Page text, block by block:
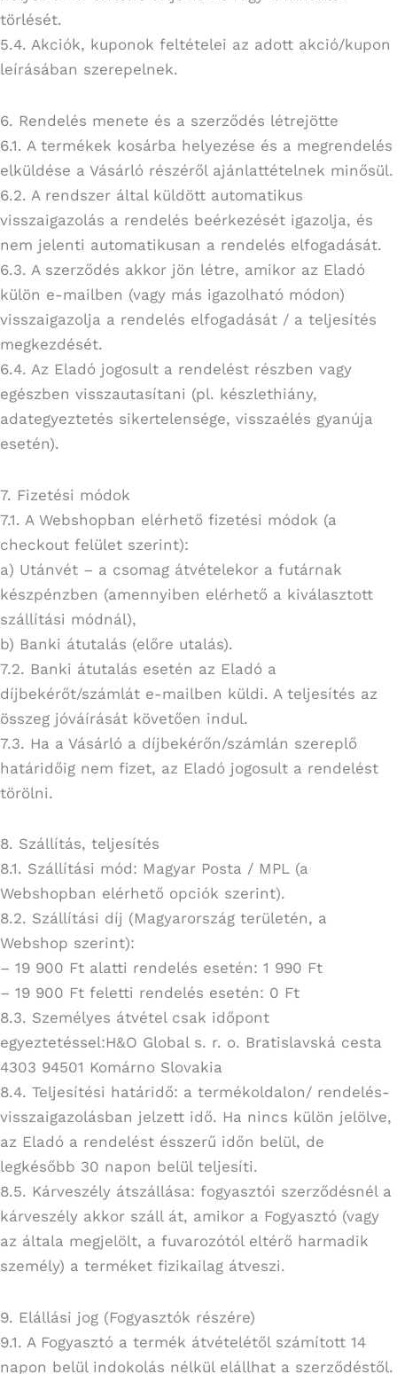
törlését.
5.4. Akciók, kuponok feltételei az adott akció/kupon
leírásában szerepelnek.
6. Rendelés menete és a szerződés létrejötte
6.1. A termékek kosárba helyezése és a megrendelés
elküldése a Vásárló részéről ajánlattételnek minősül.
6.2. A rendszer által küldött automatikus
visszaigazolás a rendelés beérkezését igazolja, és
nem jelenti automatikusan a rendelés elfogadását.
6.3. A szerződés akkor jön létre, amikor az Eladó
külön e-mailben (vagy más igazolható módon)
visszaigazolja a rendelés elfogadását / a teljesítés
megkezdését.
6.4. Az Eladó jogosult a rendelést részben vagy
egészben visszautasítani (pl. készlethiány,
adategyeztetés sikertelensége, visszaélés gyanúja
esetén).
7. Fizetési módok
7.1. A Webshopban elérhető fizetési módok (a
checkout felület szerint):
a) Utánvét – a csomag átvételekor a futárnak
készpénzben (amennyiben elérhető a kiválasztott
szállítási módnál),
b) Banki átutalás (előre utalás).
7.2. Banki átutalás esetén az Eladó a
díjbekérőt/számlát e-mailben küldi. A teljesítés az
összeg jóváírását követően indul.
7.3. Ha a Vásárló a díjbekérőn/számlán szereplő
határidőig nem fizet, az Eladó jogosult a rendelést
törölni.
8. Szállítás, teljesítés
8.1. Szállítási mód: Magyar Posta / MPL (a
Webshopban elérhető opciók szerint).
8.2. Szállítási díj (Magyarország területén, a
Webshop szerint):
– 19 900 Ft alatti rendelés esetén: 1 990 Ft
– 19 900 Ft feletti rendelés esetén: 0 Ft
8.3. Személyes átvétel csak időpont
egyeztetéssel:H&O Global s. r. o. Bratislavská cesta
4303 94501 Komárno Slovakia
8.4. Teljesítési határidő: a termékoldalon/ rendelés-
visszaigazolásban jelzett idő. Ha nincs külön jelölve,
az Eladó a rendelést ésszerű időn belül, de
legkésőbb 30 napon belül teljesíti.
8.5. Kárveszély átszállása: fogyasztói szerződésnél a
kárveszély akkor száll át, amikor a Fogyasztó (vagy
az általa megjelölt, a fuvarozótól eltérő harmadik
személy) a terméket fizikailag átveszi.
9. Elállási jog (Fogyasztók részére)
9.1. A Fogyasztó a termék átvételétől számított 14
napon belül indokolás nélkül elállhat a szerződéstől.